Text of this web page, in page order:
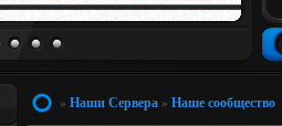
» Наши Сервера» Наше сообщество